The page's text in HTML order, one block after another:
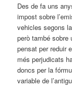
Des de fa uns
impost sobre
vehicles segons
però també sobre
pensat per reduir
més perjudicats
doncs per la
variable de